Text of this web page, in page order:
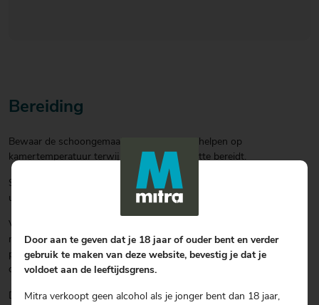
Bereiding
Bewaar de schoongemaakte Sint-Jakobsschelpen op
kamertemperatuur terwijl je de preivinaigrette bereidt.
Snijd het wit van de prei in dunne ringen, was deze goed, laat ze
uitlekken en dep ze droog.
Verhit 2 eetlepels extra vergine olijfolie in een grote koekenpan op
middelhoog vuur en voeg de preiringen met een beetje zout en
peper toe. Laat ze 6-8 minuten zweten, terwijl je ze af en toe
omschept, tot ze zacht maar nog niet bruin zijn.
Doe de resterende olijfolie, mosterd, azijn en een snufje zout en
Door aan te geven dat je 18 jaar of ouder bent en verder
gebruik te maken van deze website, bevestig je dat je
voldoet aan de leeftijdsgrens.
Mitra verkoopt geen alcohol als je jonger bent dan 18 jaar,